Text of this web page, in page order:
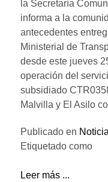
la Secretaría
informa a la
antecedentes
Ministerial de
desde este jueves
operación del
subsidiado
Malvilla y El Asilo
Publicado en
Etiquetado como
Leer más ...